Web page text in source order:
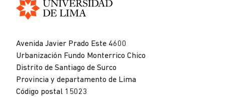
Avenida Javier Prado Este 4600
Urbanización Fundo Monterrico Chico
Distrito de Santiago de Surco
Provincia y departamento de Lima
Código postal 15023